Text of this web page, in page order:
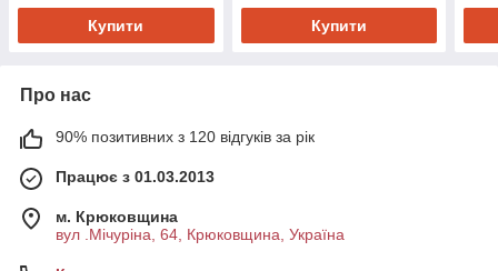
Купити Купити
Про нас
90% позитивних з 120 відгуків за рік
Працює з 01.03.2013
м. Крюковщина
вул .Мічуріна, 64, Крюковщина, Україна